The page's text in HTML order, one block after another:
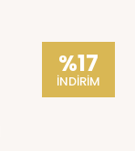
%17
İNDİRİM